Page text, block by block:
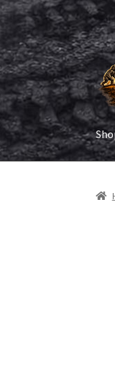
till
till